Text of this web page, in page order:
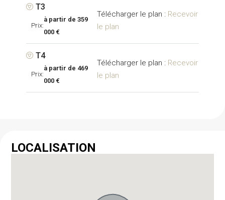
T3
Prix:
359
000 €
Recevoir
le plan
T4
Prix:
469
000 €
Recevoir
le plan
LOCALISATION